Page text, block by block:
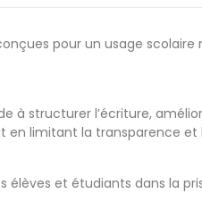
pour un usage
à structurer l’écriture,
limitant la transparence et
élèves et étudiants dans la